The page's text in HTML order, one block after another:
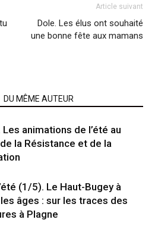
Article suivant
Dole. Les élus ont souhaité
une bonne fête aux mamans
DU MÊME AUTEUR
Les animations de l’été au
la Résistance et de la
(1/5). Le Haut-Bugey à
âges : sur les traces des
à Plagne